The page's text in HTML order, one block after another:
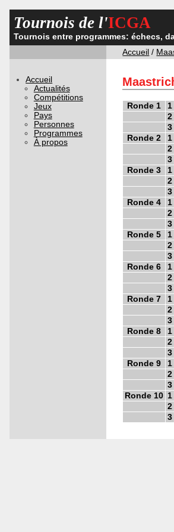
Tournois de l'ICGA
Tournois entre programmes: échecs,
Accueil /
Accueil
Actualités
Compétitions
Jeux
Pays
Personnes
Programmes
À propos
Ronde 1 1
2
3
Ronde 2
1
2
3
Ronde 3
1
2
3
Ronde 4
1
2
3
Ronde 5
1
2
3
Ronde 6
1
2
3
Ronde 7
1
2
3
Ronde 8
1
2
3
Ronde 9
1
2
3
Ronde 10 1
2
3